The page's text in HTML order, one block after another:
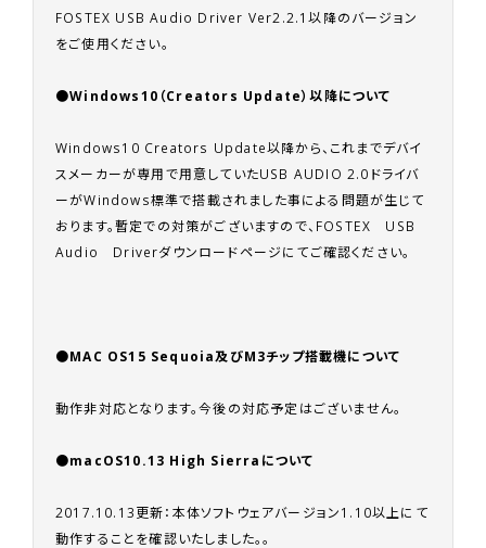
FOSTEX USB Audio Driver Ver2.2.1以降のバージョン
をご使用ください。
●Windows10（Creators Update）以降について
Windows10 Creators Update以降から、これまでデバイ
スメーカーが専用で用意していたUSB AUDIO 2.0ドライバ
ーがWindows標準で搭載されました事による問題が生じて
おります。暫定での対策がございますので、 FOSTEX USB
Audio Driverダウンロードページにてご確認ください。
●MAC OS15 Sequoia及びM3チップ搭載機について
動作非対応となります。今後の対応予定はございません。
●macOS10.13 High Sierraについて
2017.10.13更新：本体ソフトウェアバージョン1.10以上にて
動作することを確認いたしました。。